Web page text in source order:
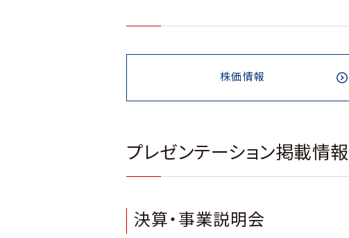
株価情報
プレゼンテーション掲載情報
決算・事業説明会